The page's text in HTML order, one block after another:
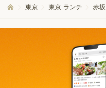
東京 東京 ランチ 赤